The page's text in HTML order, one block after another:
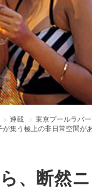
連載
東京プールラバー
集う極上の非日常空間が
、断然